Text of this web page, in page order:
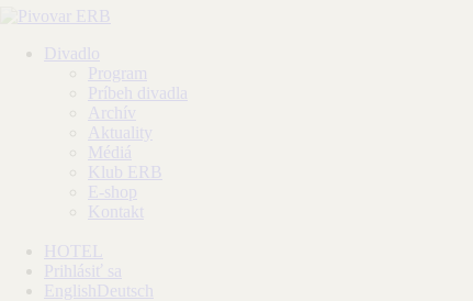
Divadlo
Program
Príbeh divadla
Archív
Aktuality
Médiá
Klub ERB
E-shop
Kontakt
HOTEL
Prihlásiť sa
English
Deutsch